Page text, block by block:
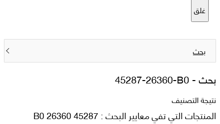
غلق
بحث
بحث -45287-26360-B0
نتيجة التصنيف
المنتجات التي تفي معايير البحث : 45287 26360 B0